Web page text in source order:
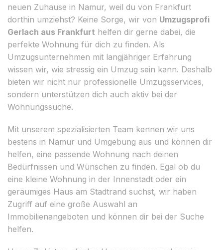
neuen Zuhause in Namur, weil du von Frankfurt
dorthin umziehst? Keine Sorge, wir von Umzugsprofi
Gerlach aus Frankfurt helfen dir gerne dabei, die
perfekte Wohnung für dich zu finden. Als
Umzugsunternehmen mit langjähriger Erfahrung
wissen wir, wie stressig ein Umzug sein kann. Deshalb
bieten wir nicht nur professionelle Umzugsservices,
sondern unterstützen dich auch aktiv bei der
Wohnungssuche.
Mit unserem spezialisierten Team kennen wir uns
bestens in Namur und Umgebung aus und können dir
helfen, eine passende Wohnung nach deinen
Bedürfnissen und Wünschen zu finden. Egal ob du
eine kleine Wohnung in der Innenstadt oder ein
geräumiges Haus am Stadtrand suchst, wir haben
Zugriff auf eine große Auswahl an
Immobilienangeboten und können dir bei der Suche
helfen.